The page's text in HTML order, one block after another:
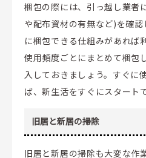
梱包の際には、引っ越し業者
や配布資材の有無など)を確
に梱包できる仕組みがあれば
使用頻度ごとにまとめて梱包
入しておきましょう。すぐに
ば、新生活をすぐにスタート
旧居と新居の掃除
旧居と新居の掃除も大変な作